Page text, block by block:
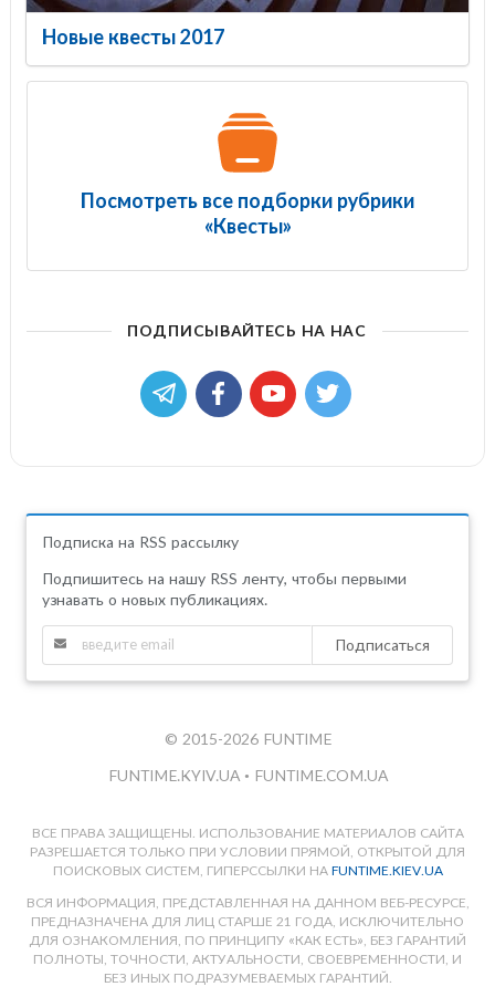
Новые квесты 2017
Посмотреть все подборки рубрики
«Квесты»
ПОДПИСЫВАЙТЕСЬ НА НАС
Подписка на RSS рассылку
Подпишитесь на нашу RSS ленту, чтобы первыми
узнавать о новых публикациях.
Подписаться
© 2015-2026 FUNTIME
FUNTIME.KYIV.UA • FUNTIME.COM.UA
ВСЕ ПРАВА ЗАЩИЩЕНЫ. ИСПОЛЬЗОВАНИЕ МАТЕРИАЛОВ САЙТА
РАЗРЕШАЕТСЯ ТОЛЬКО ПРИ УСЛОВИИ ПРЯМОЙ, ОТКРЫТОЙ ДЛЯ
ПОИСКОВЫХ СИСТЕМ, ГИПЕРССЫЛКИ НА FUNTIME.KIEV.UA
ВСЯ ИНФОРМАЦИЯ, ПРЕДСТАВЛЕННАЯ НА ДАННОМ ВЕБ-РЕСУРСЕ,
ПРЕДНАЗНАЧЕНА ДЛЯ ЛИЦ СТАРШЕ 21 ГОДА, ИСКЛЮЧИТЕЛЬНО
ДЛЯ ОЗНАКОМЛЕНИЯ, ПО ПРИНЦИПУ «КАК ЕСТЬ», БЕЗ ГАРАНТИЙ
ПОЛНОТЫ, ТОЧНОСТИ, АКТУАЛЬНОСТИ, СВОЕВРЕМЕННОСТИ, И
БЕЗ ИНЫХ ПОДРАЗУМЕВАЕМЫХ ГАРАНТИЙ.